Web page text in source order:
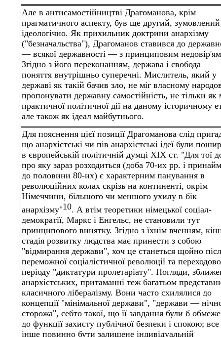
Але в антисамостійництві Драгоманова, крім
прагматичного аспекту, був ще другий, зумовлений
ідеологічно. Як прихильник доктрини анархізму
("безначальства"), Драгоманов ставився до
— всякої державності — з принциповим
Згідно з його переконанням, держава і свобода —
поняття внутрішньо суперечні. Мислитель, який у
державі як такій бачив зло, не міг власному
пропонувати державну самостійність, не тільки як
практичної політичної дії на даному історичному
але також як ідеал майбутнього.
Для пояснення цієї позиції Драгоманова слід
що анархістські чи пів анархістські ідеї були
в європейській політичній думці XIX ст. "Для тої
про яку зараз розходиться (доба 70-их рр. і
до половини 80-их) є характерним панування в
революційних колах скрізь на континенті, окрім
Німеччини, більшого чи меншого ухилу в бік
анархізму"10. А втім теоретики німецької соціал-
демократії, Маркс і Енгельс, не становили тут
принципового винятку. Згідно з їхнім вченням,
стадія розвитку людства має принести з собою
"відмирання держави", хоч це станеться щойно
переможної соціалістичної революції та
періоду "диктатури пролетаріату". Погляди,
анархістських, притаманні теж багатьом
класичного лібералізму. Вони часто схилялися до
концепції "мінімальної держави", "держави —
сторожа", себто такої, що її завдання були б
до функції захисту публічної безпеки і спокою; все
інше повинно бути залишене індивідуальній